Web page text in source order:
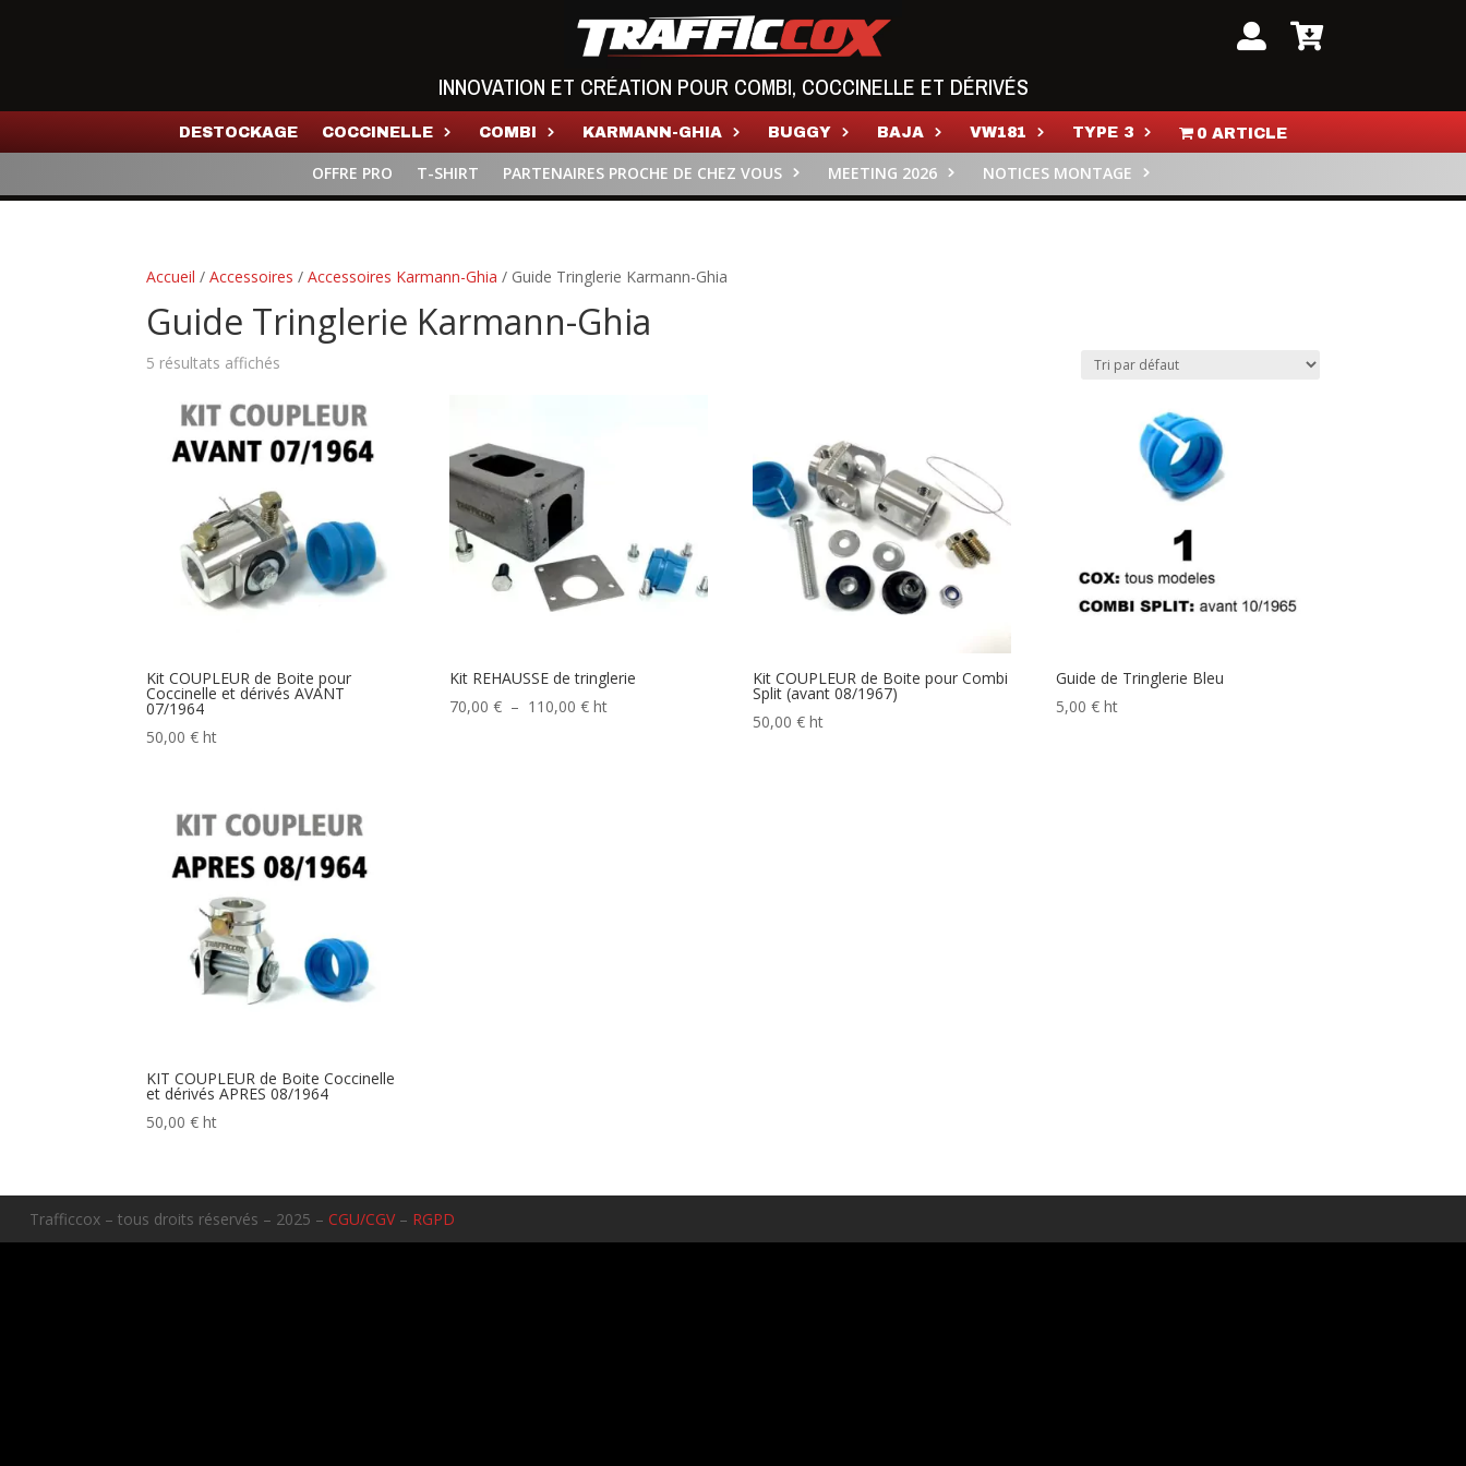
INNOVATION ET CRÉATION POUR COMBI, COCCINELLE ET DÉRIVÉS
DESTOCKAGE COCCINELLE COMBI KARMANN-GHIA BUGGY BAJA VW181 TYPE 3 0 ARTICLE
OFFRE PRO T-SHIRT PARTENAIRES PROCHE DE CHEZ VOUS MEETING 2026 NOTICES MONTAGE
Accueil /Accessoires /Accessoires Karmann-Ghia / Guide Tringlerie Karmann-Ghia
Guide Tringlerie Karmann-Ghia
5 résultats affichés
Kit COUPLEUR de Boite pour
Coccinelle et dérivés AVANT
07/1964
50,00€ ht
Kit REHAUSSE de tringlerie
70,00€ – 110,00€Plage
ht
Kit COUPLEUR de Boite pour Combi
Split (avant 08/1967)
50,00€ ht
Guide de Tringlerie Bleu
5,00€ ht
KIT COUPLEUR de Boite Coccinelle
et dérivés APRES 08/1964
50,00€ ht
Trafficcox – tous droits réservés – 2025 – CGU/CGV– RGPD